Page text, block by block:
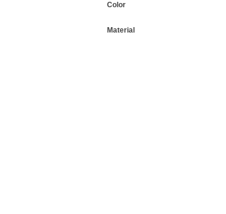
Color
Material